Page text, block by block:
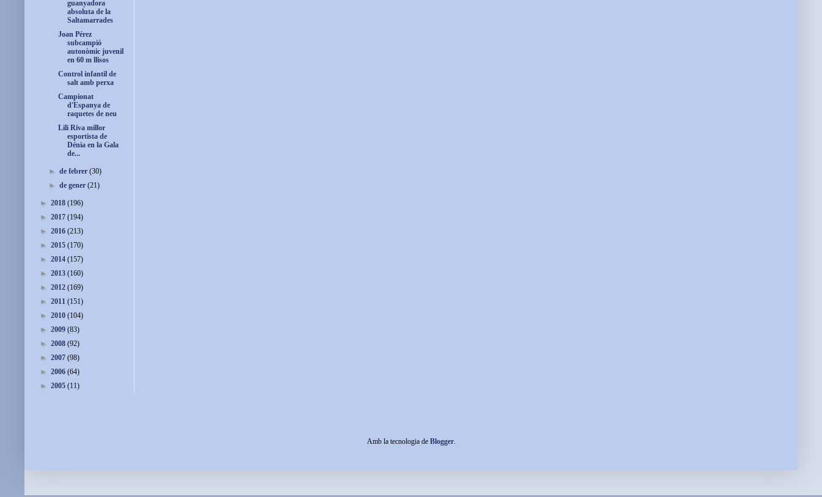
guanyadora
absoluta de la
Saltamarrades
Joan Pérez
subcampió
autonòmic juvenil
en 60 m llisos
Control infantil de
salt amb perxa
Campionat
d'Espanya de
raquetes de neu
Lili Riva millor
esportista de
Dénia en la Gala
de...
►de febrer(30)
►de gener(21)
► 2018 (196)
► 2017 (194)
► 2016 (213)
► 2015 (170)
► 2014 (157)
► 2013 (160)
► 2012 (169)
► 2011 (151)
► 2010 (104)
► 2009 (83)
► 2008 (92)
► 2007 (98)
► 2006 (64)
► 2005 (11)
Amb la tecnologia de Blogger.